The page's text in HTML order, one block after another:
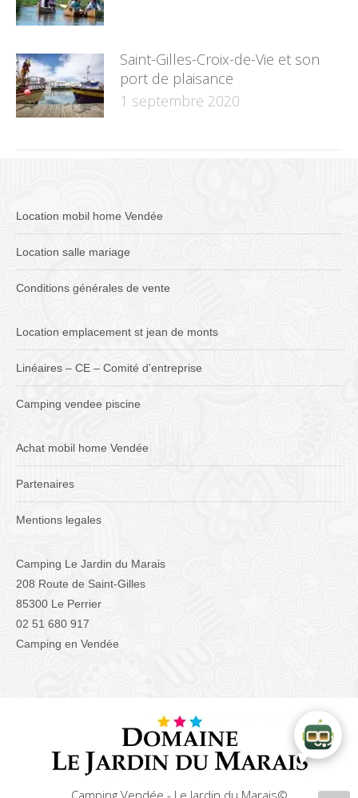
Saint-Gilles-Croix-de-Vie et son
port de plaisance
1 septembre 2020
Location mobil home Vendée
Location salle mariage
Conditions générales de vente
Location emplacement st jean de monts
Linéaires – CE – Comité d’entreprise
Camping vendee piscine
Achat mobil home Vendée
Partenaires
Mentions legales
Camping Le Jardin du Marais
208 Route de Saint-Gilles
85300 Le Perrier
02 51 680 917
Camping en Vendée
Camping Vendée - Le Jardin du Marais©